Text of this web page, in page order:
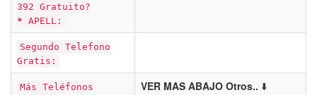
392 Gratuito?
* APELL:
Segundo Telefono
Gratis:
Más Teléfonos
VER MAS ABAJO Otros.. ⬇️